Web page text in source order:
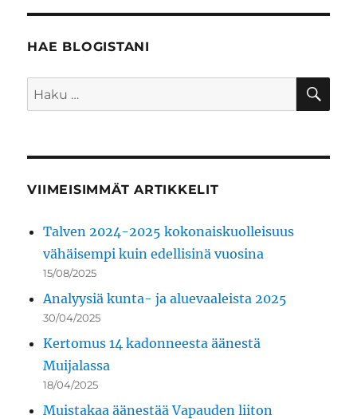
HAE BLOGISTANI
Etsi:
VIIMEISIMMÄT ARTIKKELIT
Talven 2024-2025 kokonaiskuolleisuus
vähäisempi kuin edellisinä vuosina
15/08/2025
Analyysiä kunta- ja aluevaaleista 2025
30/04/2025
Kertomus 14 kadonneesta äänestä
Muijalassa
18/04/2025
Muistakaa äänestää Vapauden liiton